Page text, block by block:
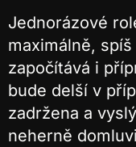
Jednorázové
maximálně,
započítává i
bude delší v
zadržena a
neherně